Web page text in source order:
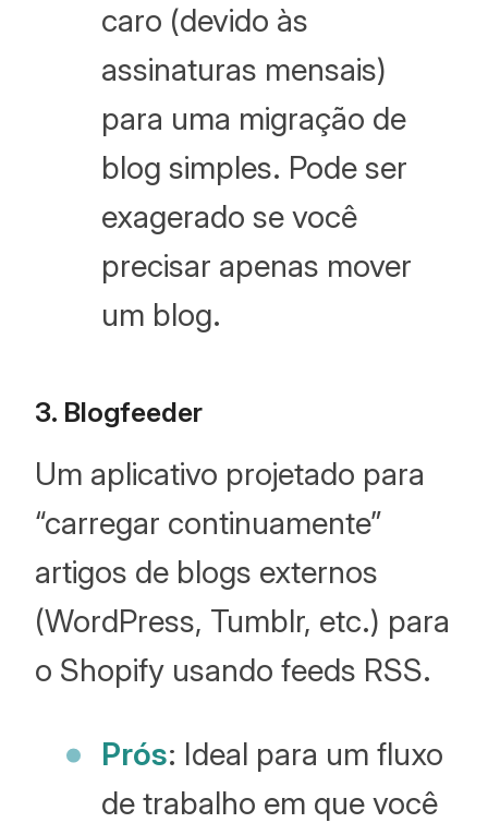
caro (devido às
assinaturas mensais)
para uma migração de
blog simples. Pode ser
exagerado se você
precisar apenas mover
um blog.
3. Blogfeeder
Um aplicativo projetado para
“carregar continuamente”
artigos de blogs externos
(WordPress, Tumblr, etc.) para
o Shopify usando feeds RSS.
Prós: Ideal para um fluxo
de trabalho em que você